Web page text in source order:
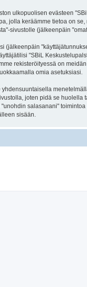
ulkopuolisen evästeen
jolla keräämme tietoa on
sivustolle (jälkeenpäin
(jälkeenpäin
"SBiL
rekisteröityessä on
omia asetuksiasi.
joten pidä se
salasanani"
sisään.